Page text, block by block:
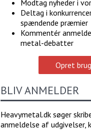
Modtag nyheder i
Deltag i
spændende præmier
Kommentér
metal-debatter
Opret
BLIV ANMELDER
Heavymetal.dk søger
anmeldelse af udgivelser,